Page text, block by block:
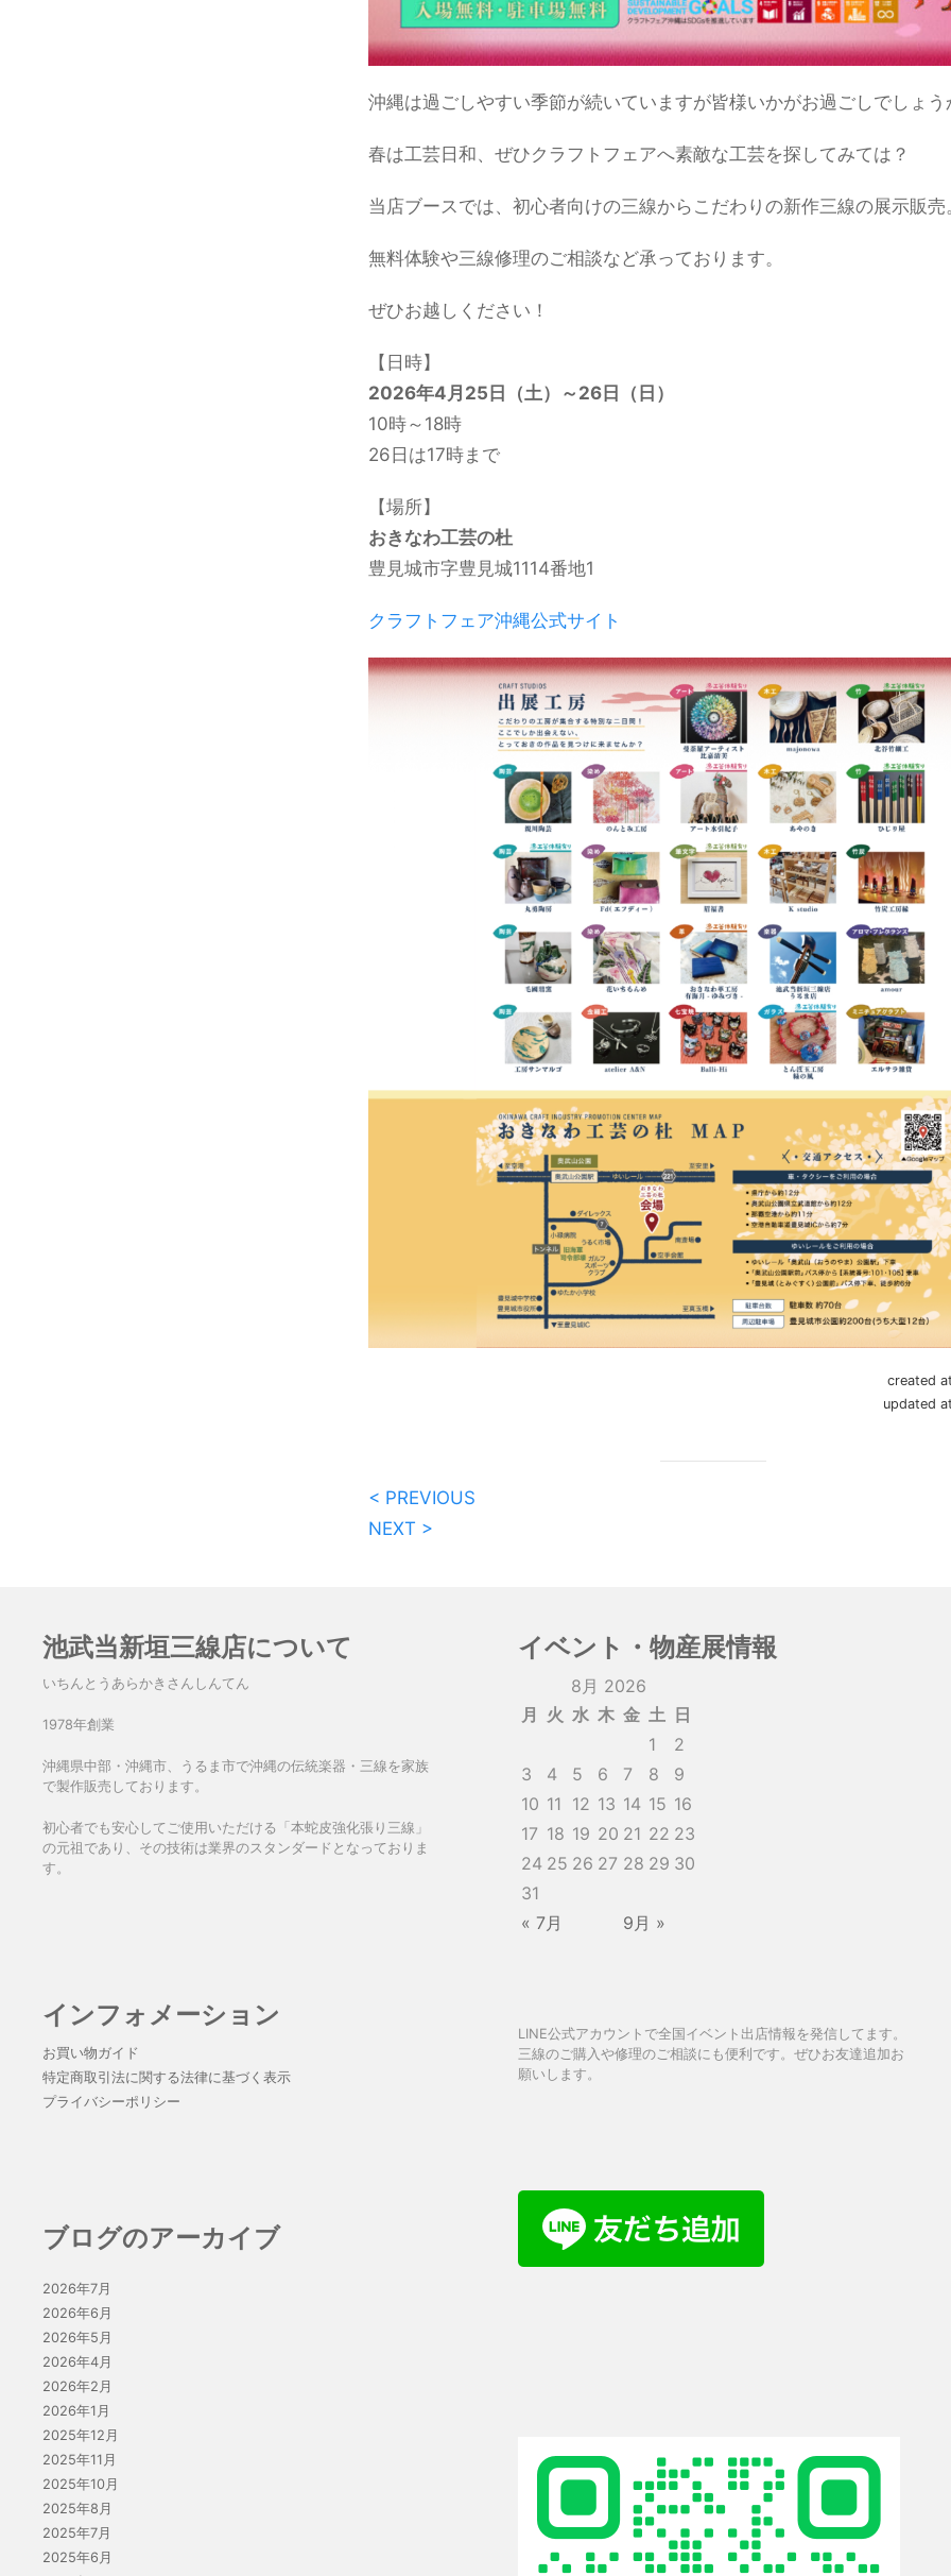
沖縄は過ごしやすい季節が続いていますが皆様いかがお過ごしでしょう
春は工芸日和、ぜひクラフトフェアへ素敵な工芸を探してみては？
当店ブースでは、初心者向けの三線からこだわりの新作三線の展示販売
無料体験や三線修理のご相談など承っております。
ぜひお越しください！
【日時】
2026年4月25日（土）～26日（日）
10時～18時
26日は17時まで
【場所】
おきなわ工芸の杜
豊見城市字豊見城1114番地1
クラフトフェア沖縄公式サイト
created
updated
< PREVIOUS
NEXT >
池武当新垣三線店について
いちんとうあらかきさんしんてん
1978年創業
沖縄県中部・沖縄市、うるま市で沖縄の伝統楽器・三線を家族
で製作販売しております。
初心者でも安心してご使用いただける「本蛇皮強化張り三線」
の元祖であり、その技術は業界のスタンダードとなっておりま
す。
インフォメーション
お買い物ガイド
特定商取引法に関する法律に基づく表示
プライバシーポリシー
ブログのアーカイブ
2026年7月
2026年6月
2026年5月
2026年4月
2026年2月
2026年1月
2025年12月
2025年11月
2025年10月
2025年8月
2025年7月
2025年6月
イベント・物産展情報
8月 2026
月
火 水 木 金 土 日
1
2
3
4 5 6 7 8
9
10 11 12 13 14 15 16
17 18 19 20 21 22 23
24 25 26 27 28 29 30
31
« 7月
9月 »
LINE公式アカウントで全国イベント出店情報を発信してます。
三線のご購入や修理のご相談にも便利です。ぜひお友達追加お
願いします。